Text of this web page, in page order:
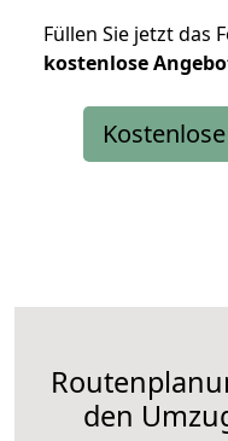
Füllen Sie jetzt das
kostenlose
den